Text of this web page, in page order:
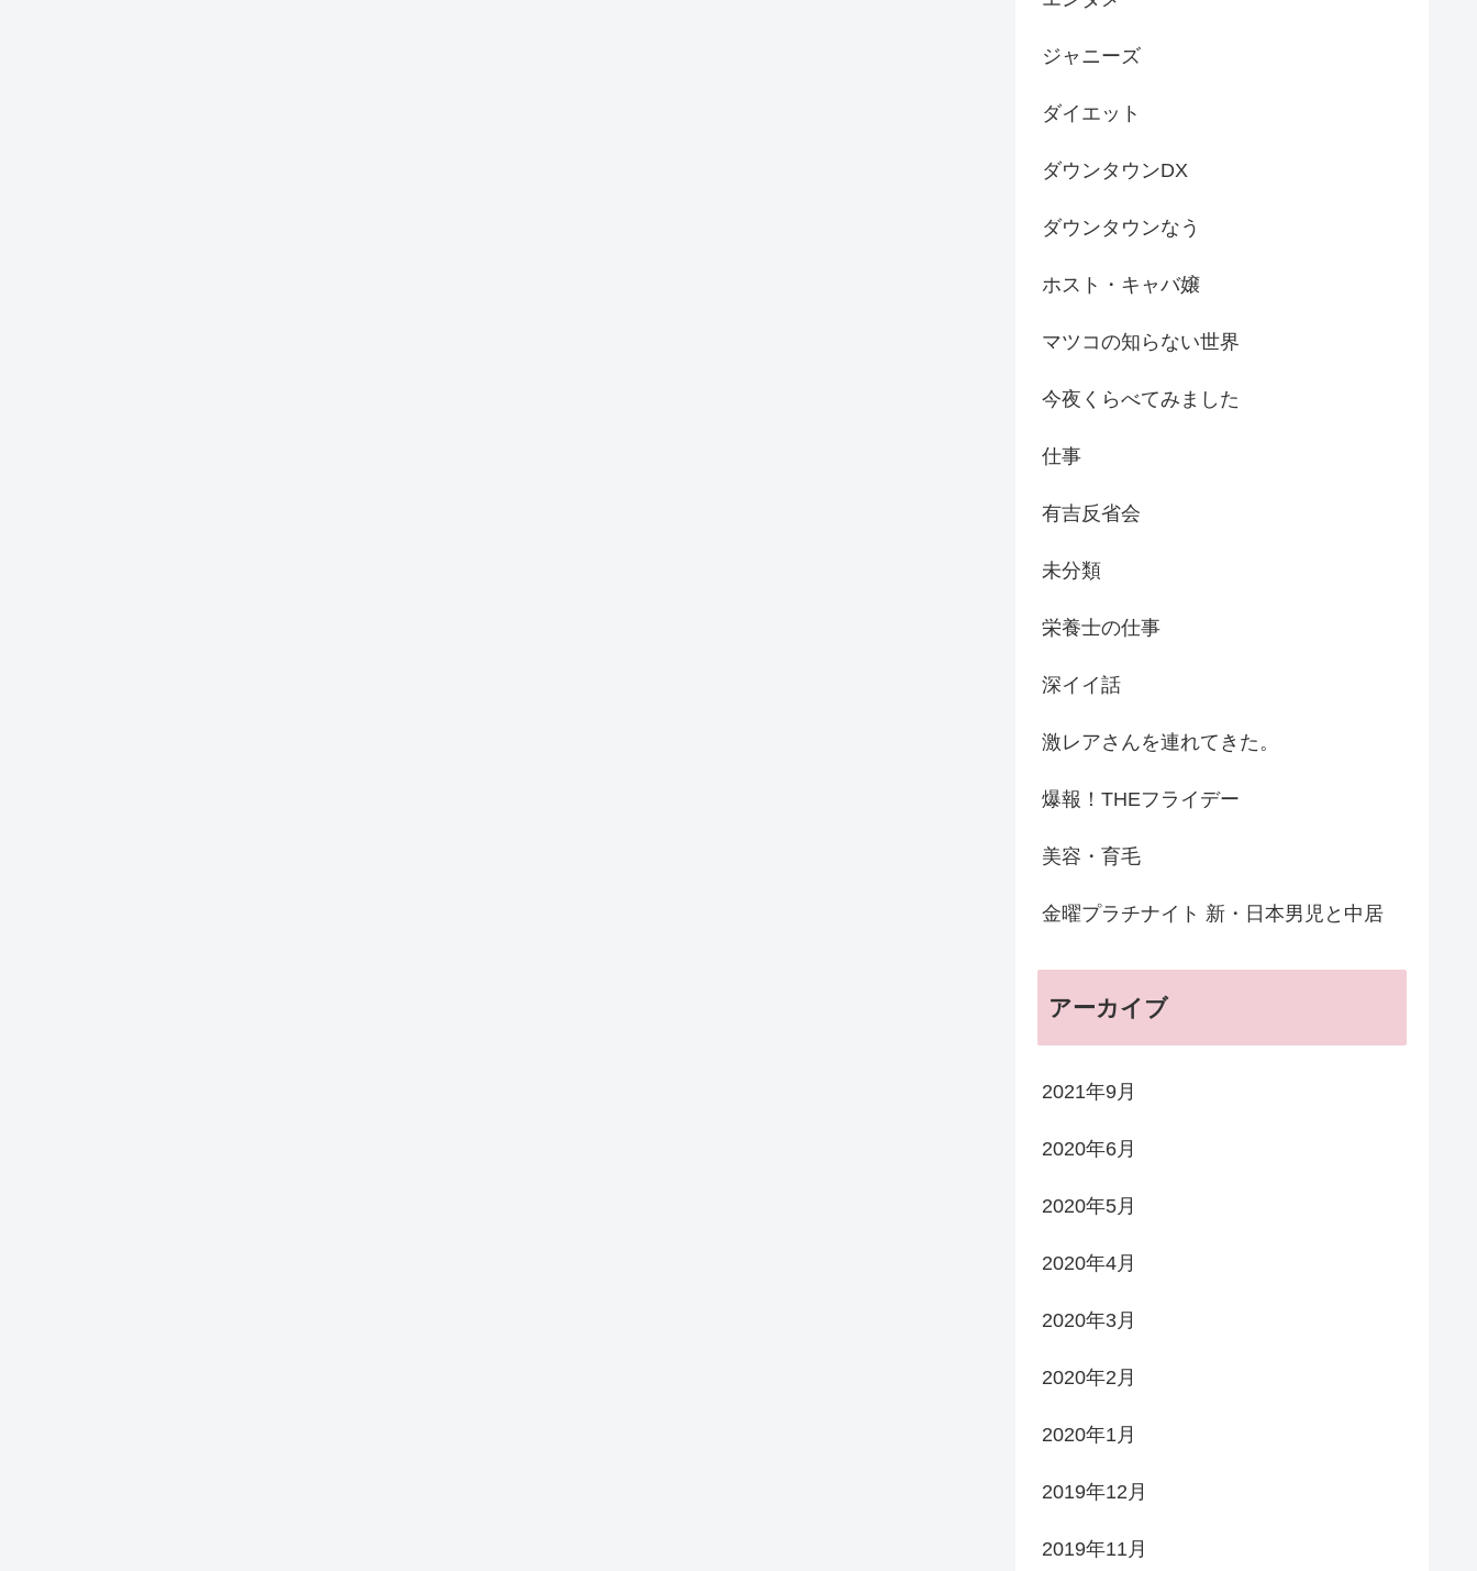
ジャニーズ
ダイエット
ダウンタウンDX
ダウンタウンなう
ホスト・キャバ嬢
マツコの知らない世界
今夜くらべてみました
仕事
有吉反省会
未分類
栄養士の仕事
深イイ話
激レアさんを連れてきた。
爆報！THEフライデー
美容・育毛
金曜プラチナイト 新・日本男児と中居
アーカイブ
2021年9月
2020年6月
2020年5月
2020年4月
2020年3月
2020年2月
2020年1月
2019年12月
2019年11月